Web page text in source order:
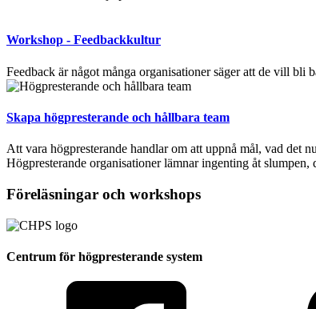
Workshop - Feedbackkultur
Feedback är något många organisationer säger att de vill
Skapa högpresterande och hållbara team
Att vara högpresterande handlar om att uppnå mål, vad det
Högpresterande organisationer lämnar ingenting åt
Föreläsningar och workshops
Centrum för högpresterande system